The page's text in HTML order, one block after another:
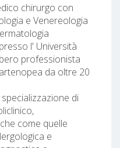
chirurgo con
e Venereologia
l' Università
professionista
da oltre 20
di
come quelle
e